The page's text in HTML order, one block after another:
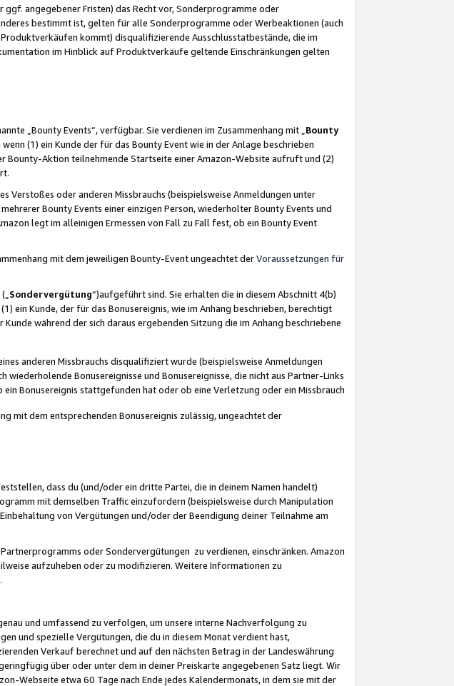
angegebener Fristen) das Recht vor, Sonderprogramme oder
bestimmt ist, gelten für alle Sonderprogramme oder Werbeaktionen (auch
kommt) disqualifizierende Ausschlusstatbestände, die im
im Hinblick auf Produktverkäufe geltende Einschränkungen gelten
„Bounty Events“, verfügbar. Sie verdienen im Zusammenhang mit „ Bounty
(1) ein Kunde der für das Bounty Event wie in der Anlage beschrieben
Bounty-Aktion teilnehmende Startseite einer Amazon-Website aufruft und (2)
oder anderen Missbrauchs (beispielsweise Anmeldungen unter
Bounty Events einer einzigen Person, wiederholter Bounty Events und
legt im alleinigen Ermessen von Fall zu Fall fest, ob ein Bounty Event
mit dem jeweiligen Bounty-Event ungeachtet derVoraussetzungen für
(„ Sondervergütung“)aufgeführt sind. Sie erhalten die in diesem Abschnitt 4(b)
ein Kunde, der für das Bonusereignis, wie im Anhang beschrieben, berechtigt
während der sich daraus ergebenden Sitzung die im Anhang beschriebene
anderen Missbrauchs disqualifiziert wurde (beispielsweise Anmeldungen
Bonusereignisse und Bonusereignisse, die nicht aus Partner-Links
Bonusereignis stattgefunden hat oder ob eine Verletzung oder ein Missbrauch
mit dem entsprechenden Bonusereignis zulässig, ungeachtet der
dass du (und/oder ein dritte Partei, die in deinem Namen handelt)
mit demselben Traffic einzufordern (beispielsweise durch Manipulation
von Vergütungen und/oder der Beendigung deiner Teilnahme am
oder Sondervergütungen zu verdienen, einschränken. Amazon
aufzuheben oder zu modifizieren. Weitere Informationen zu
und umfassend zu verfolgen, um unsere interne Nachverfolgung zu
und spezielle Vergütungen, die du in diesem Monat verdient hast,
Verkauf berechnet und auf den nächsten Betrag in der Landeswährung
über oder unter dem in deiner Preiskarte angegebenen Satz liegt. Wir
Webseite etwa 60 Tage nach Ende jedes Kalendermonats, in dem sie mit der